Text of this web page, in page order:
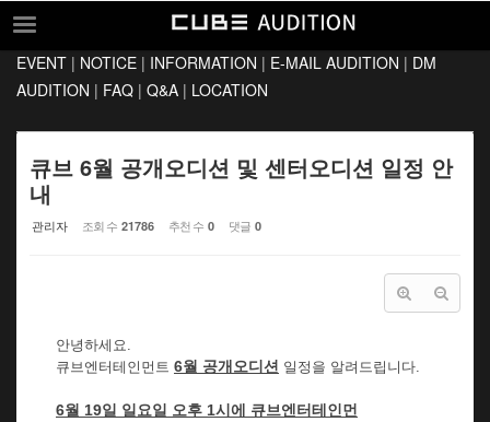
EVENT
INFORMATION
E-MAIL AUDITION
DM AUDITION
LOCATION
EVENT | NOTICE | INFORMATION | E-MAIL AUDITION | DM
AUDITION | FAQ | Q&A | LOCATION
큐브 6월 공개오디션 및 센터오디션 일정 안
내
관리자 조회 수 21786 추천 수 0 댓글 0
안녕하세요.
큐브엔터테인먼트 6월 공개오디션 일정을 알려드립니다.
6월 19일 일요일 오후 1시 에 큐브엔터테인먼